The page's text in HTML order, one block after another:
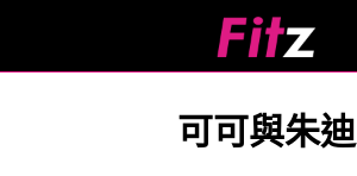
可可與朱迪